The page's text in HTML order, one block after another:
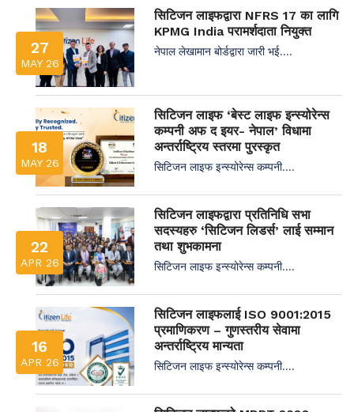
27
MAY 26
सिटिजन लाइफद्वारा NFRS 17 का लागि
KPMG India परामर्शदाता नियुक्त
नेपाल लेखामान बोर्डद्वारा जारी भई....
18
MAY 26
सिटिजन लाइफ ‘बेस्ट लाइफ इन्स्योरेन्स
कम्पनी अफ द इयर- नेपाल’ विधामा
अन्तर्राष्ट्रिय स्तरमा पुरस्कृत
सिटिजन लाइफ इन्स्योरेन्स कम्पनी....
22
APR 26
सिटिजन लाइफद्वारा प्रतिनिधि सभा
सदस्यहरु ‘सिटिजन लिडर्स’ लाई सम्मान
तथा शुभकामना
सिटिजन लाइफ इन्स्योरेन्स कम्पनी....
16
APR 26
सिटिजन लाइफलाई ISO 9001:2015
प्रमाणिकरण – गुणस्तरीय सेवामा
अन्तर्राष्ट्रिय मान्यता
सिटिजन लाइफ इन्स्योरेन्स कम्पनी....